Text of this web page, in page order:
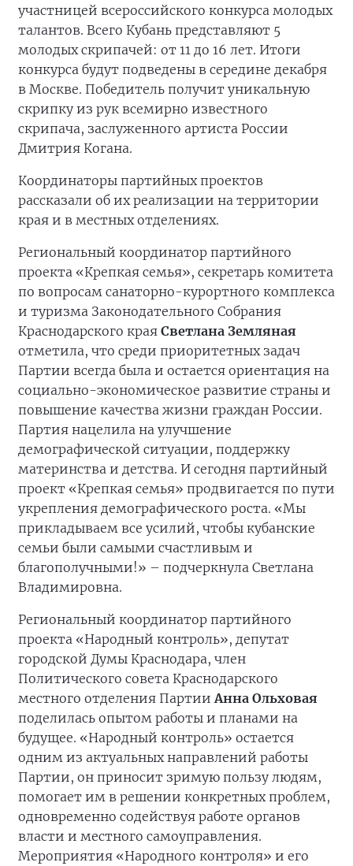
участницей всероссийского конкурса молодых
талантов. Всего Кубань представляют 5
молодых скрипачей: от 11 до 16 лет. Итоги
конкурса будут подведены в середине декабря
в Москве. Победитель получит уникальную
скрипку из рук всемирно известного
скрипача, заслуженного артиста России
Дмитрия Когана.
Координаторы партийных проектов
рассказали об их реализации на территории
края и в местных отделениях.
Региональный координатор партийного
проекта «Крепкая семья», секретарь комитета
по вопросам санаторно-курортного комплекса
и туризма Законодательного Собрания
Краснодарского края Светлана Земляная
отметила, что среди приоритетных задач
Партии всегда была и остается ориентация на
социально-экономическое развитие страны и
повышение качества жизни граждан России.
Партия нацелила на улучшение
демографической ситуации, поддержку
материнства и детства. И сегодня партийный
проект «Крепкая семья» продвигается по пути
укрепления демографического роста. «Мы
прикладываем все усилий, чтобы кубанские
семьи были самыми счастливым и
благополучными!» – подчеркнула Светлана
Владимировна.
Региональный координатор партийного
проекта «Народный контроль», депутат
городской Думы Краснодара, член
Политического совета Краснодарского
местного отделения ПартииАнна Ольховая
поделилась опытом работы и планами на
будущее. «Народный контроль» остается
одним из актуальных направлений работы
Партии, он приносит зримую пользу людям,
помогает им в решении конкретных проблем,
одновременно содействуя работе органов
власти и местного самоуправления.
Мероприятия «Народного контроля» и его